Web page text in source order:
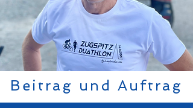
Beitrag und Auftrag